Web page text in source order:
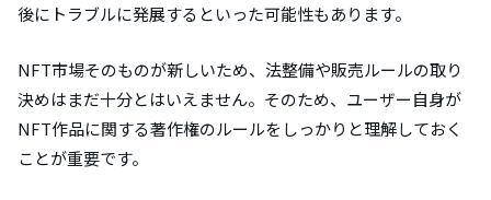
後にトラブルに発展するといった可能性もあります。
NFT市場そのものが新しいため、法整備や販売ルールの取り
決めはまだ十分とはいえません。そのため、ユーザー自身が
NFT作品に関する著作権のルールをしっかりと理解しておく
ことが重要です。